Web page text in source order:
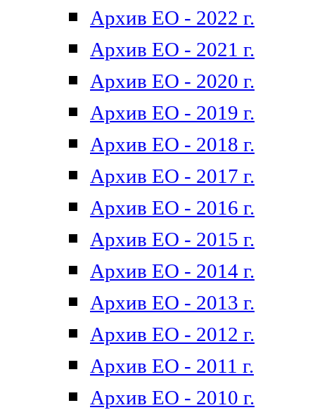
Архив ЕО - 2022 г.
Архив ЕО - 2021 г.
Архив ЕО - 2020 г.
Архив ЕО - 2019 г.
Архив ЕО - 2018 г.
Архив ЕО - 2017 г.
Архив ЕО - 2016 г.
Архив ЕО - 2015 г.
Архив ЕО - 2014 г.
Архив ЕО - 2013 г.
Архив ЕО - 2012 г.
Архив ЕО - 2011 г.
Архив ЕО - 2010 г.